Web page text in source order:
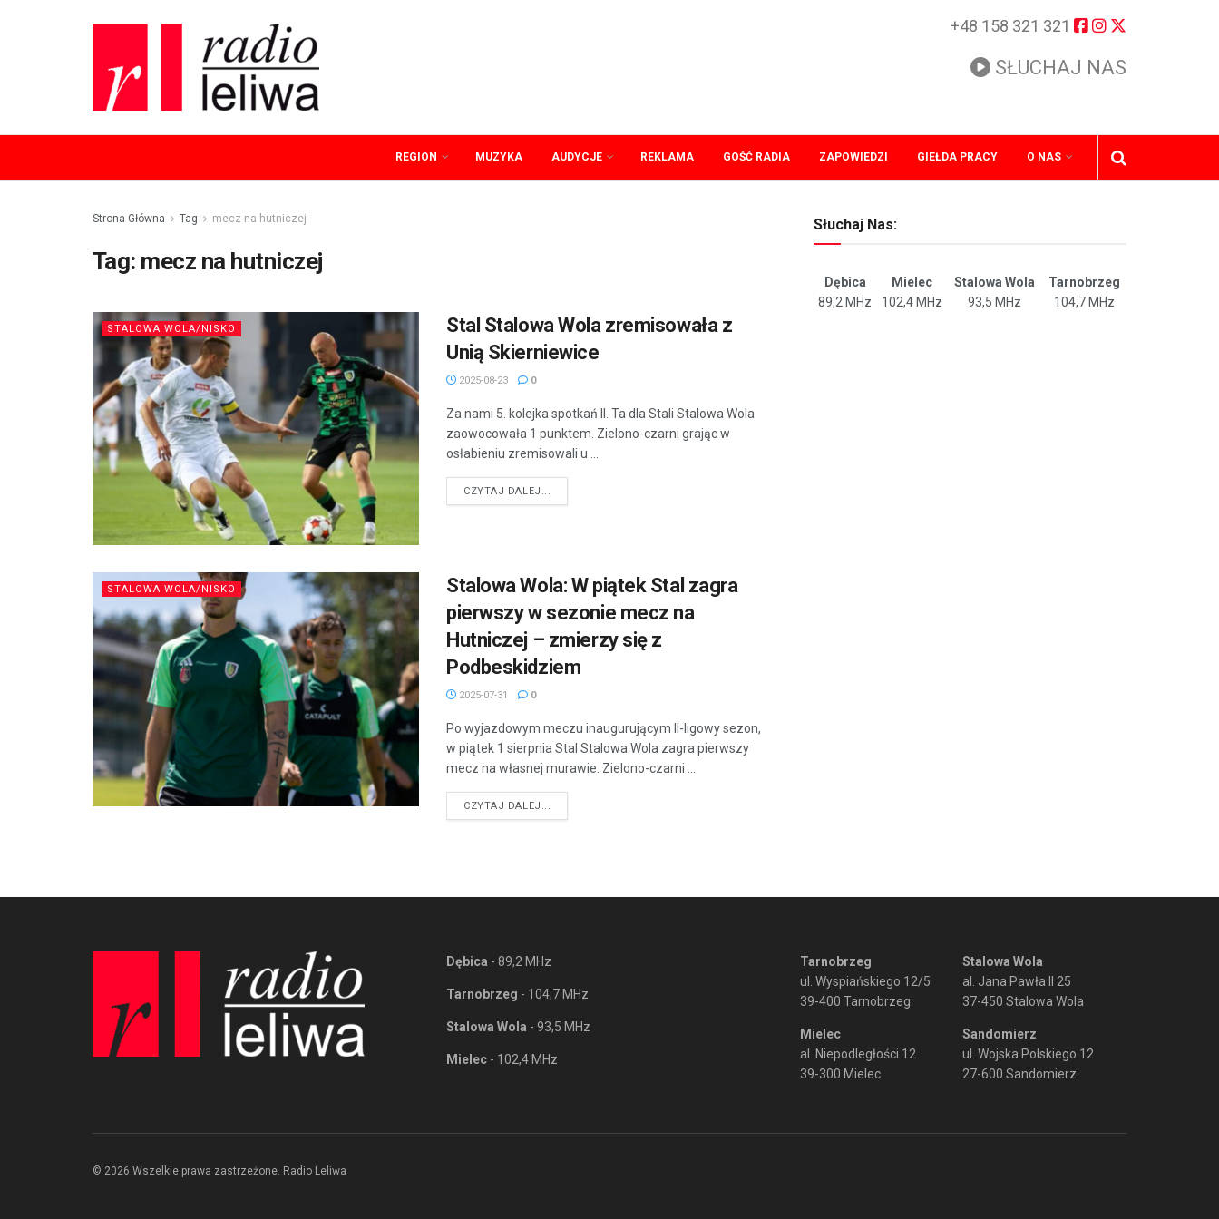
+48 158 321 321
SŁUCHAJ NAS
REGION MUZYKA AUDYCJE REKLAMA GOŚĆ RADIA ZAPOWIEDZI GIEŁDA PRACY O NAS
Strona Główna Tag mecz na hutniczej
Tag: mecz na hutniczej
STALOWA WOLA/NISKO
Stal Stalowa Wola zremisowała z
Unią Skierniewice
2025-08-23 0
Za nami 5. kolejka spotkań II. Ta dla Stali Stalowa Wola
zaowocowała 1 punktem. Zielono-czarni grając w
osłabieniu zremisowali u ...
CZYTAJ DALEJ...
STALOWA WOLA/NISKO
Stalowa Wola: W piątek Stal zagra
pierwszy w sezonie mecz na
Hutniczej – zmierzy się z
Podbeskidziem
2025-07-31 0
Po wyjazdowym meczu inaugurującym II-ligowy sezon,
w piątek 1 sierpnia Stal Stalowa Wola zagra pierwszy
mecz na własnej murawie. Zielono-czarni ...
CZYTAJ DALEJ...
Słuchaj Nas:
Dębica Mielec Stalowa Wola
Tarnobrzeg
89,2 MHz
102,4 MHz 93,5 MHz 104,7 MHz
Dębica - 89,2 MHz
Tarnobrzeg - 104,7 MHz
Stalowa Wola - 93,5 MHz
Mielec - 102,4 MHz
Tarnobrzeg
ul. Wyspiańskiego 12/5
39-400 Tarnobrzeg
Mielec
al. Niepodległości 12
39-300 Mielec
Stalowa Wola
al. Jana Pawła II 25
37-450 Stalowa Wola
Sandomierz
ul. Wojska Polskiego 12
27-600 Sandomierz
© 2026 Wszelkie prawa zastrzeżone. Radio Leliwa